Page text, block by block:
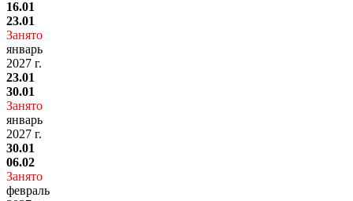
16.01
23.01
Занято
январь
2027 г.
23.01
30.01
Занято
январь
2027 г.
30.01
06.02
Занято
февраль